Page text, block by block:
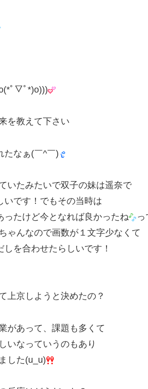
ﾟ▽ﾟ*)o)))
を教えて下さい
なぁ(￣^￣)
いたみたいで双子の妹は遥奈で
いです！でもその当時は
ったけど今となれば良かったね
ゃんなので画数が１文字少なくて
しを合わせたらしいです！
上京しようと決めたの？
があって、課題も多くて
いなっていうのもあり
した(u_u)